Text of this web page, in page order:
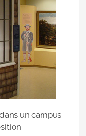
un campus